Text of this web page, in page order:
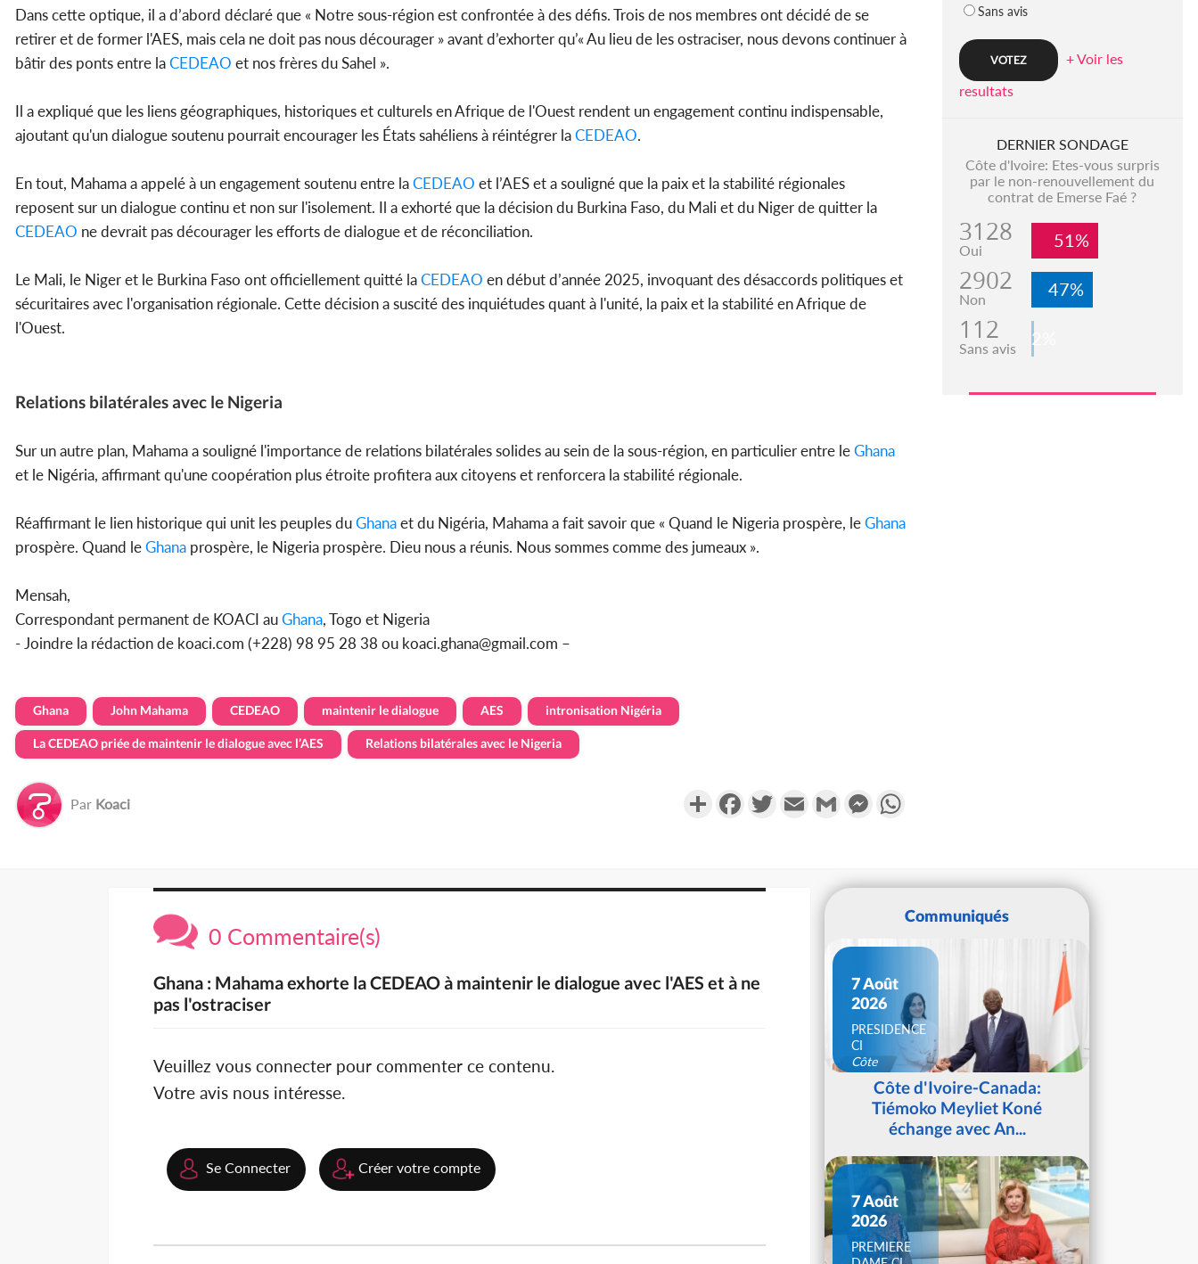
Dans cette optique, il a d’abord déclaré que « Notre sous-région est confrontée à des défis. Trois de nos membres ont décidé de se
retirer et de former l'AES, mais cela ne doit pas nous décourager » avant d’exhorter qu’« Au lieu de les ostraciser, nous devons continuer à
bâtir des ponts entre laCEDEAO et nos frères du Sahel ».
Il a expliqué que les liens géographiques, historiques et culturels en Afrique de l'Ouest rendent un engagement continu indispensable,
ajoutant qu'un dialogue soutenu pourrait encourager les États sahéliens à réintégrer laCEDEAO.
En tout, Mahama a appelé à un engagement soutenu entre laCEDEAO et l’AES et a souligné que la paix et la stabilité régionales
reposent sur un dialogue continu et non sur l'isolement. Il a exhorté que la décision du Burkina Faso, du Mali et du Niger de quitter la
CEDEAO ne devrait pas décourager les efforts de dialogue et de réconciliation.
Le Mali, le Niger et le Burkina Faso ont officiellement quitté laCEDEAO en début d’année 2025, invoquant des désaccords politiques et
sécuritaires avec l'organisation régionale. Cette décision a suscité des inquiétudes quant à l'unité, la paix et la stabilité en Afrique de
l'Ouest.
Relations bilatérales avec le Nigeria
Sur un autre plan, Mahama a souligné l'importance de relations bilatérales solides au sein de la sous-région, en particulier entre leGhana
et le Nigéria, affirmant qu'une coopération plus étroite profitera aux citoyens et renforcera la stabilité régionale.
Réaffirmant le lien historique qui unit les peuples duGhanaet du Nigéria, Mahama a fait savoir que « Quand le Nigeria prospère, leGhana
prospère. Quand leGhana prospère, le Nigeria prospère. Dieu nous a réunis. Nous sommes comme des jumeaux ».
Mensah,
Correspondant permanent de KOACI auGhana, Togo et Nigeria
- Joindre la rédaction de koaci.com (+228) 98 95 28 38 ou koaci.ghana@gmail.com –
Ghana John Mahama CEDEAO maintenir le dialogue AES intronisation Nigéria
La CEDEAO priée de maintenir le dialogue avec l’AES Relations bilatérales avec le Nigeria
Par Koaci PartagerFacebookTwitterEmail Gmail Messenger
Sans avis
+ Voir les
resultats
DERNIER SONDAGE
Côte d'Ivoire: Etes-vous surpris
par le non-renouvellement du
contrat de Emerse Faé ?
3128
Oui 51%
2902
Non 47%
112
Sans avis 2%
0 Commentaire(s)
Ghana : Mahama exhorte la CEDEAO à maintenir le dialogue avec l'AES et à ne
pas l'ostraciser
Veuillez vous connecter pour commenter ce contenu.
Votre avis nous intéresse.
Se Connecter Créer votre compte
Communiqués
7 Août
2026
PRESIDENCE
CI
Côte
d'IvoireCôte d'Ivoire-Canada:
Tiémoko Meyliet Koné
échange avec An...
7 Août
2026
PREMIERE